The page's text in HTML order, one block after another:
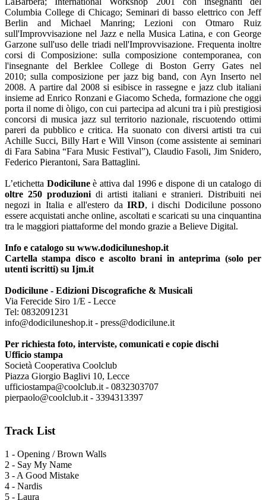
Columbia College di Chicago; Seminari di basso elettrico con Jeff
Berlin and Michael Manring; Lezioni con Otmaro Ruiz
sull'Improvvisazione nel Jazz e nella Musica Latina, e con George
Garzone sull'uso delle triadi nell'Improvvisazione. Frequenta inoltre
corsi di Composizione: sulla composizione contemporanea, con
l'insegnante del Berklee College di Boston Gerry Gates nel
2010; sulla composizione per jazz big band, con Ayn Inserto nel
2008. A partire dal 2008 si esibisce in rassegne e jazz club italiani
insieme ad Enrico Ronzani e Giacomo Scheda, formazione che oggi
porta il nome di òligo, con cui partecipa ad alcuni tra i più prestigiosi
concorsi di musica jazz sul territorio nazionale, riscuotendo ottimi
pareri da pubblico e critica. Ha suonato con diversi artisti tra cui
Achille Succi, Billy Hart e Will Vinson (come assistente ai seminari
di Fara Sabina “Fara Music Festival”), Claudio Fasoli, Jim Snidero,
Federico Pierantoni, Sara Battaglini.
L’etichetta Dodiciluneè attiva dal 1996 e dispone di un catalogo di
oltre 250 produzioni di artisti italiani e stranieri. Distribuiti nei
negozi in Italia e all'estero da IRD, i dischi Dodicilune possono
essere acquistati anche online, ascoltati e scaricati su una cinquantina
tra le maggiori piattaforme del mondo grazie a Believe Digital.
Info e catalogo su www.dodiciluneshop.it
Cartella stampa disco e ascolto brani in anteprima (solo per
utenti iscritti) su Ijm.it
Dodicilune - Edizioni Discografiche & Musicali
Via Ferecide Siro 1/E - Lecce
Tel: 0832091231
info@dodiciluneshop.it - press@dodicilune.it
Per richiesta foto, interviste, comunicati e copie dischi
Ufficio stampa
Società Cooperativa Coolclub
Piazza Giorgio Baglivi 10, Lecce
ufficiostampa@coolclub.it - 0832303707
pierpaolo@coolclub.it - 3394313397
Track List
1 - Opening / Brown Walls
2 - Say My Name
3 - A Good Mistake
4 - Nardis
5 - Laura